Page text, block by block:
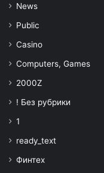
News
Public
Casino
Computers, Games
2000Z
! Без рубрики
1
ready_text
Финтех